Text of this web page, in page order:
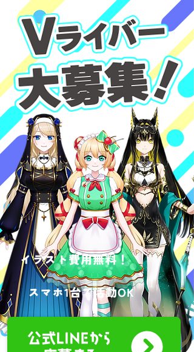
スマホ1台で活動OK
イラスト費用無料！